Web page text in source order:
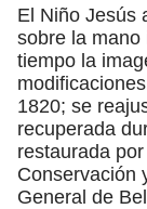
El Niño Jesús
sobre la mano
tiempo la
1820; se
recuperada
restaurada
Conservación
General de